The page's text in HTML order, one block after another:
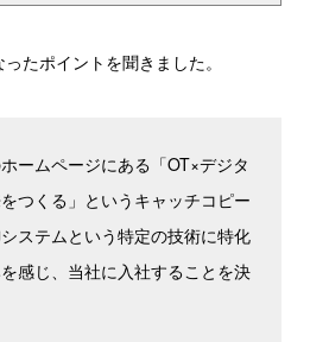
たポイントを聞きました。
ームページにある「OT×デジタ
つくる」というキャッチコピー
ステムという特定の技術に特化
感じ、当社に入社することを決